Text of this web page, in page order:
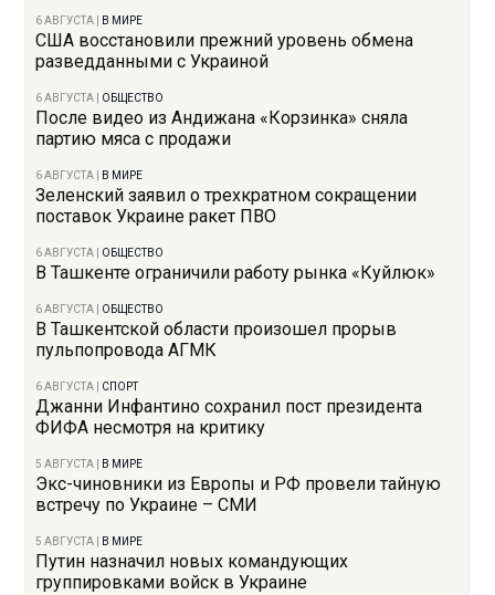
6 АВГУСТА В МИРЕ
США восстановили прежний уровень обмена
разведданными с Украиной
6 АВГУСТА ОБЩЕСТВО
После видео из Андижана «Корзинка» сняла
партию мяса с продажи
6 АВГУСТА В МИРЕ
Зеленский заявил о трехкратном сокращении
поставок Украине ракет ПВО
6 АВГУСТА ОБЩЕСТВО
В Ташкенте ограничили работу рынка «Куйлюк»
6 АВГУСТА ОБЩЕСТВО
В Ташкентской области произошел прорыв
пульпопровода АГМК
6 АВГУСТА СПОРТ
Джанни Инфантино сохранил пост президента
ФИФА несмотря на критику
5 АВГУСТА В МИРЕ
Экс-чиновники из Европы и РФ провели тайную
встречу по Украине – СМИ
5 АВГУСТА В МИРЕ
Путин назначил новых командующих
группировками войск в Украине